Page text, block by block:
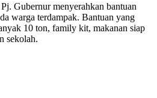
Gubernur menyerahkan bantuan
warga terdampak. Bantuan yang
10 ton, family kit, makanan siap
sekolah.